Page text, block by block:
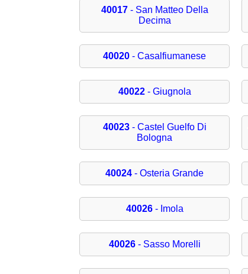
40017- San Matteo Della
Decima
40020 - Casalfiumanese
40022- Giugnola
40023- Castel Guelfo Di
Bologna
40024 - Osteria Grande
40026- Imola
40026- Sasso Morelli